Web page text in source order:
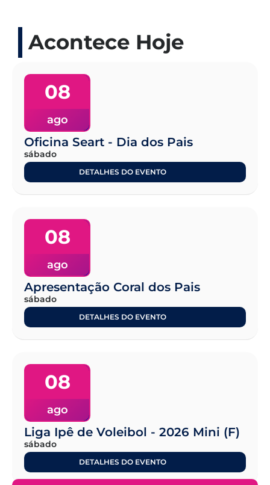
Acontece Hoje
08
ago
Oficina Seart - Dia dos Pais
sábado
DETALHES DO EVENTO
08
ago
Apresentação Coral dos Pais
sábado
DETALHES DO EVENTO
08
ago
Liga Ipê de Voleibol - 2026 Mini (F)
sábado
DETALHES DO EVENTO